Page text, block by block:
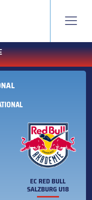
EC RED BULL
SALZBURG U18